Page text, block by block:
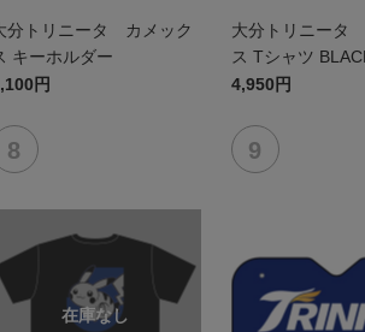
分トリニータ カメック
キーホルダー
円
大分トリニータ
ス Tシャツ
4,950円